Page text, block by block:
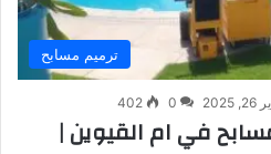
ترميم مسابح
0
402
في ام القيوين |